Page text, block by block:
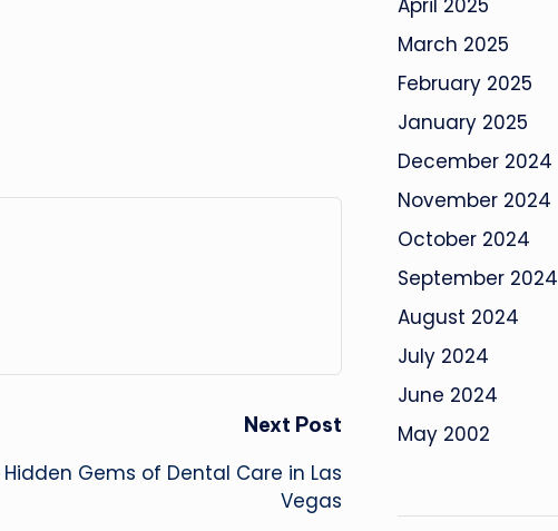
Next Post
Hidden Gems of Dental Care in Las
Vegas
April 2025
March 2025
February 2025
January 2025
December 2024
November 2024
October 2024
September 2024
August 2024
July 2024
June 2024
May 2002